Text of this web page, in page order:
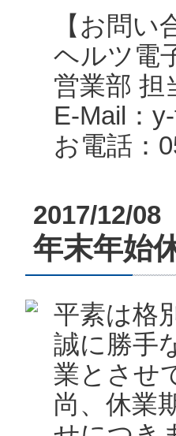
【お問い
ヘルツ電
営業部 担
E-Mail：
お電話：
2017/12/08
年末年始
平素は格
誠に勝手
業とさせ
尚、休業